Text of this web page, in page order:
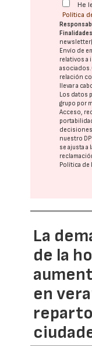
He
Política
Envío de
relativos a
asociados.
relación
llevar a
Los datos
grupo por
Acceso,
nuestro
se ajusta a
Política de
La
de la
en